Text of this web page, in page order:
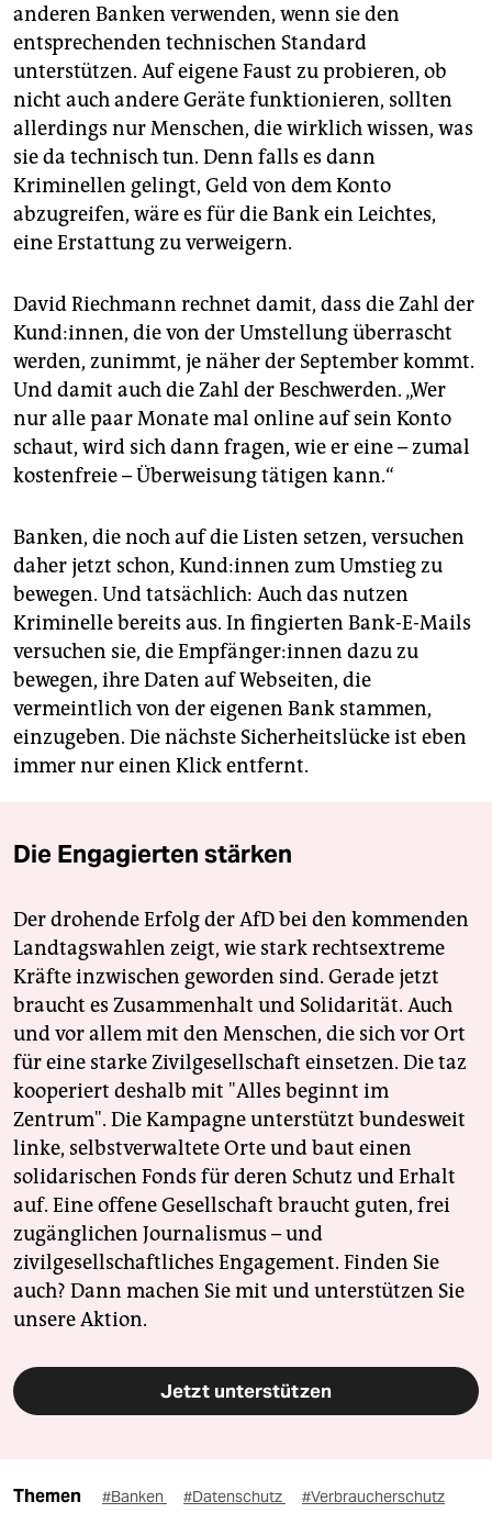
anderen Banken verwenden, wenn sie den
entsprechenden technischen Standard
unterstützen. Auf eigene Faust zu probieren, ob
nicht auch andere Geräte funktionieren, sollten
allerdings nur Menschen, die wirklich wissen, was
sie da technisch tun. Denn falls es dann
Kriminellen gelingt, Geld von dem Konto
abzugreifen, wäre es für die Bank ein Leichtes,
eine Erstattung zu verweigern.
David Riechmann rechnet damit, dass die Zahl der
Kund:innen, die von der Umstellung überrascht
werden, zunimmt, je näher der September kommt.
Und damit auch die Zahl der Beschwerden. „Wer
nur alle paar Monate mal online auf sein Konto
schaut, wird sich dann fragen, wie er eine – zumal
kostenfreie – Überweisung tätigen kann.“
Banken, die noch auf die Listen setzen, versuchen
daher jetzt schon, Kun­d:innen zum Umstieg zu
bewegen. Und tatsächlich: Auch das nutzen
Kriminelle bereits aus. In fingierten Bank-E-Mails
versuchen sie, die Empfänger:innen dazu zu
bewegen, ihre Daten auf Websei­ten, die
vermeintlich von der eigenen­ Bank stammen,
einzugeben. Die nächste Sicherheitslücke ist eben
immer nur einen Klick entfernt.
Die Engagierten stärken
Der drohende Erfolg der AfD bei den kommenden
Landtagswahlen zeigt, wie stark rechtsextreme
Kräfte inzwischen geworden sind. Gerade jetzt
braucht es Zusammenhalt und Solidarität. Auch
und vor allem mit den Menschen, die sich vor Ort
für eine starke Zivilgesellschaft einsetzen. Die taz
kooperiert deshalb mit "Alles beginnt im
Zentrum". Die Kampagne unterstützt bundesweit
linke, selbstverwaltete Orte und baut einen
solidarischen Fonds für deren Schutz und Erhalt
auf. Eine offene Gesellschaft braucht guten, frei
zugänglichen Journalismus – und
zivilgesellschaftliches Engagement. Finden Sie
auch? Dann machen Sie mit und unterstützen Sie
unsere Aktion.
Jetzt unterstützen
Themen #Banken #Datenschutz #Verbraucherschutz